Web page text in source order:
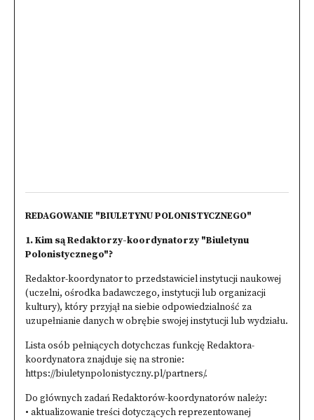
REDAGOWANIE "BIULETYNU POLONISTYCZNEGO"
1. Kim są Redaktorzy-koordynatorzy "Biuletynu
Polonistycznego"?
Redaktor-koordynator to przedstawiciel instytucji naukowej
(uczelni, ośrodka badawczego, instytucji lub organizacji
kultury), który przyjął na siebie odpowiedzialność za
uzupełnianie danych w obrębie swojej instytucji lub wydziału.
Lista osób pełniących dotychczas funkcję Redaktora-
koordynatora znajduje się na stronie:
https://biuletynpolonistyczny.pl/partners/.
Do głównych zadań Redaktorów-koordynatorów należy:
• aktualizowanie treści dotyczących reprezentowanej